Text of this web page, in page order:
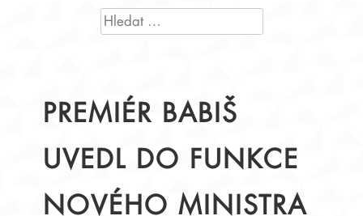
VYHLEDÁVÁNÍ
PREMIÉR BABIŠ
UVEDL DO FUNKCE
NOVÉHO MINISTRA